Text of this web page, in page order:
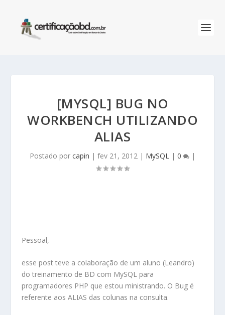
[MYSQL] BUG NO
WORKBENCH UTILIZANDO
ALIAS
Postado por capin | fev 21, 2012 | MySQL | 0 |
Pessoal,
esse post teve a colaboração de um aluno (Leandro)
do treinamento de BD com MySQL para
programadores PHP que estou ministrando. O Bug é
referente aos ALIAS das colunas na consulta.